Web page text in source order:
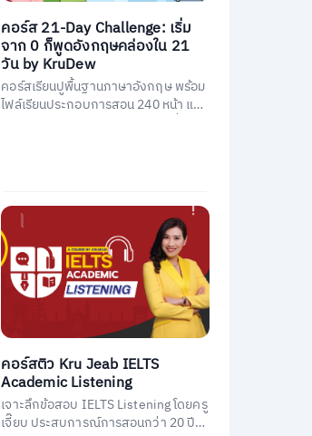
คอร์ส 21-Day Challenge: เริ่ม
จาก 0 ก็พูดอังกฤษคล่องใน 21
วัน by KruDew
คอร์สเรียนปูพื้นฐานภาษาอังกฤษ พร้อม
ไฟล์เรียนประกอบการสอน 240 หน้า และ
คอร์สติว Kru Jeab IELTS
Academic Listening
เจาะลึกข้อสอบ IELTS Listening โดยครู
เจี๊ยบ ประสบการณ์การสอนกว่า 20 ปี